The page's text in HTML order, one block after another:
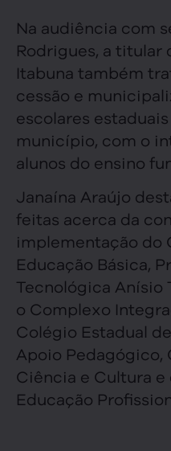
Na audiência com
Rodrigues, a titular
Itabuna também
cessão e
escolares
município, com o
alunos do ensino
Janaína Araújo
feitas acerca da
implementação do
Educação Básica,
Tecnológica Anísio
o Complexo
Colégio Estadual
Apoio Pedagógico,
Ciência e Cultura
Educação